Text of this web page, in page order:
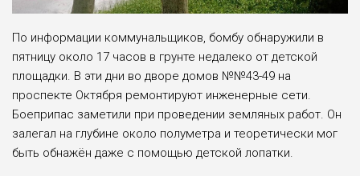
По информации коммунальщиков, бомбу обнаружили в
пятницу около 17 часов в грунте недалеко от детской
площадки. В эти дни во дворе домов №№43-49 на
проспекте Октября ремонтируют инженерные сети.
Боеприпас заметили при проведении земляных работ. Он
залегал на глубине около полуметра и теоретически мог
быть обнажён даже с помощью детской лопатки.